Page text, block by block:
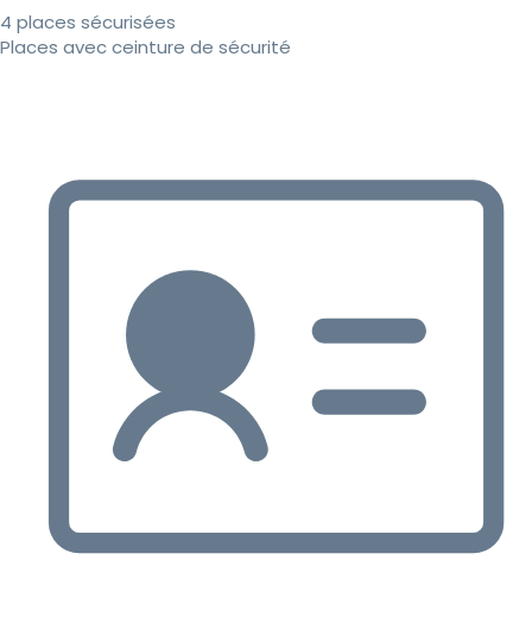
4 places sécurisées
Places avec ceinture de sécurité